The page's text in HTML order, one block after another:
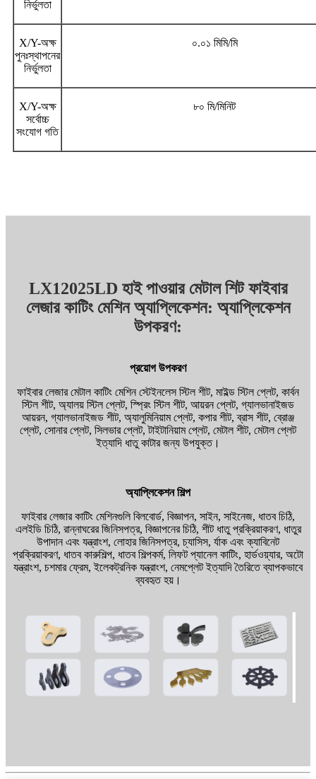
নির্ভুলতা
X/Y-অক্ষ
পুনঃস্থাপনের
নির্ভুলতা
০.০১ মিমি/মি
X/Y-অক্ষ
সর্বোচ্চ
সংযোগ গতি
৮০ মি/মিনিট
LX12025LD হাই পাওয়ার মেটাল শিট ফাইবার
লেজার কাটিং মেশিন অ্যাপ্লিকেশন: অ্যাপ্লিকেশন
উপকরণ:
প্রয়োগ উপকরণ
ফাইবার লেজার মেটাল কাটিং মেশিন স্টেইনলেস স্টিল শীট, মাইল্ড স্টিল প্লেট, কার্বন
স্টিল শীট, অ্যালয় স্টিল প্লেট, স্প্রিং স্টিল শীট, আয়রন প্লেট, গ্যালভানাইজড
আয়রন, গ্যালভানাইজড শীট, অ্যালুমিনিয়াম প্লেট, কপার শীট, ব্রাস শীট, ব্রোঞ্জ
প্লেট, সোনার প্লেট, সিলভার প্লেট, টাইটানিয়াম প্লেট, মেটাল শীট, মেটাল প্লেট
ইত্যাদি ধাতু কাটার জন্য উপযুক্ত।
অ্যাপ্লিকেশন শিল্প
ফাইবার লেজার কাটিং মেশিনগুলি বিলবোর্ড, বিজ্ঞাপন, সাইন, সাইনেজ, ধাতব চিঠি,
এলইডি চিঠি, রান্নাঘরের জিনিসপত্র, বিজ্ঞাপনের চিঠি, শীট ধাতু প্রক্রিয়াকরণ, ধাতুর
উপাদান এবং যন্ত্রাংশ, লোহার জিনিসপত্র, চ্যাসিস, র্যাক এবং ক্যাবিনেট
প্রক্রিয়াকরণ, ধাতব কারুশিল্প, ধাতব শিল্পকর্ম, লিফট প্যানেল কাটিং, হার্ডওয়্যার, অটো
যন্ত্রাংশ, চশমার ফ্রেম, ইলেকট্রনিক যন্ত্রাংশ, নেমপ্লেট ইত্যাদি তৈরিতে ব্যাপকভাবে
ব্যবহৃত হয়।